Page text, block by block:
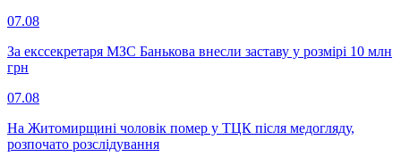
07.08
За екссекретаря МЗС Банькова внесли заставу у розмірі 10 млн
грн
07.08
На Житомирщині чоловік помер у ТЦК після медогляду,
розпочато розслідування